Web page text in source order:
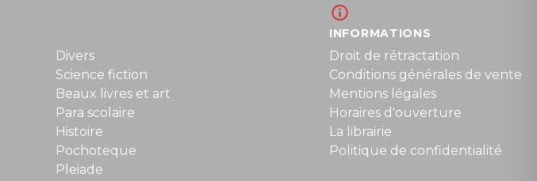
Divers
Science fiction
Beaux livres et art
Para scolaire
Histoire
Pochoteque
Pleiade
INFORMATIONS
Droit de rétractation
Conditions générales de vente
Mentions légales
Horaires d'ouverture
La librairie
Politique de confidentialité